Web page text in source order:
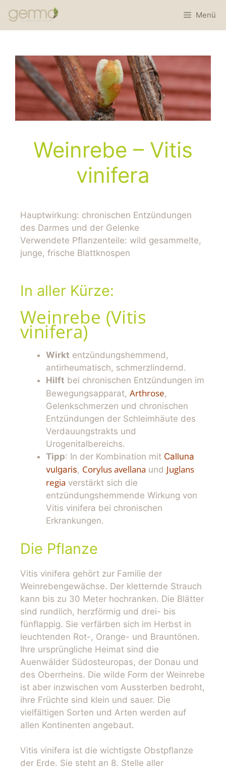
Menü
Weinrebe – Vitis
vinifera
Hauptwirkung: chronischen Entzündungen
des Darmes und der Gelenke
Verwendete Pflanzenteile: wild gesammelte,
junge, frische Blattknospen
In aller Kürze:
Weinrebe (Vitis
vinifera)
Wirkt entzündungshemmend,
antirheumatisch, schmerzlindernd.
Hilft bei chronischen Entzündungen im
Bewegungsapparat, Arthrose,
Gelenkschmerzen und chronischen
Entzündungen der Schleimhäute des
Verdauungstrakts und
Urogenitalbereichs.
Tipp: In der Kombination mit Calluna
vulgaris, Corylus avellana und Juglans
regia verstärkt sich die
entzündungshemmende Wirkung von
Vitis vinifera bei chronischen
Erkrankungen.
Die Pflanze
Vitis vinifera gehört zur Familie der
Weinrebengewächse. Der kletternde Strauch
kann bis zu 30 Meter hochranken. Die Blätter
sind rundlich, herzförmig und drei- bis
fünflappig. Sie verfärben sich im Herbst in
leuchtenden Rot-, Orange- und Brauntönen.
Ihre ursprüngliche Heimat sind die
Auenwälder Südosteuropas, der Donau und
des Oberrheins. Die wilde Form der Weinrebe
ist aber inzwischen vom Aussterben bedroht,
ihre Früchte sind klein und sauer. Die
vielfältigen Sorten und Arten werden auf
allen Kontinenten angebaut.
Vitis vinifera ist die wichtigste Obstpflanze
der Erde. Sie steht an 8. Stelle aller